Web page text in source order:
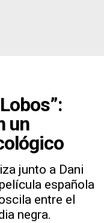
un
junto a Dani
española
entre el
negra.